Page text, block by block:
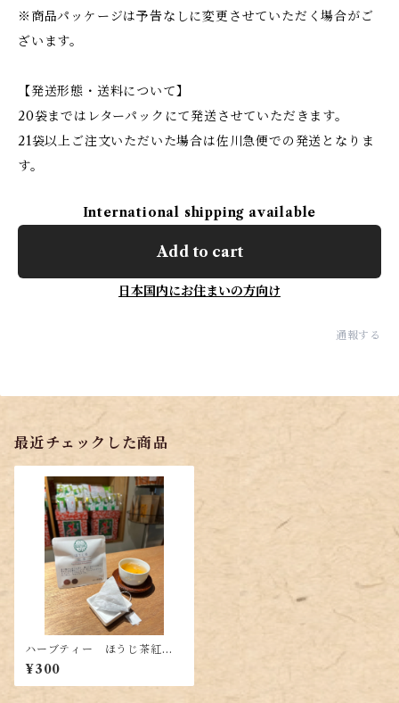
※商品パッケージは予告なしに変更させていただく場合がご
ざいます。
【発送形態・送料について】
20袋まではレターパックにて発送させていただきます。
21袋以上ご注文いただいた場合は佐川急便での発送となりま
す。
International shipping available
Add to cart
日本国内にお住まいの方向け
通報する
最近チェックした商品
ハーブティー ほうじ茶紅茶T
B （4g（2g×2P））
¥300